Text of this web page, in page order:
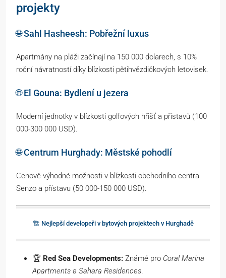
projekty
🌐 Sahl Hasheesh: Pobřežní luxus
Apartmány na pláži začínají na 150 000 dolarech, s 10%
roční návratností díky blízkosti pětihvězdičkových letovisek.
🌐 El Gouna: Bydlení u jezera
Moderní jednotky v blízkosti golfových hřišť a přístavů (100
000-300 000 USD).
🌐 Centrum Hurghady: Městské pohodlí
Cenově výhodné možnosti v blízkosti obchodního centra
Senzo a přístavu (50 000-150 000 USD).
🏗️ Nejlepší developeři v bytových projektech v Hurghadě
🏆 Red Sea Developments: Známé pro Coral Marina
Apartments a Sahara Residences